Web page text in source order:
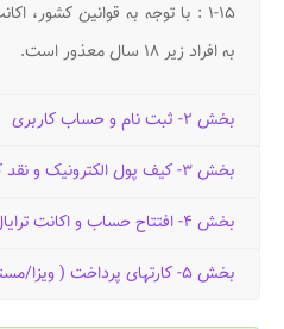
۱-۱۵ : با توجه به قوانین کشور،
به افراد زیر ۱۸ سال معذور است.
بخش ۲- ثبت نام و حساب کاربری
بخش ۳- کیف پول الکترونیک و نقد کردن درامد ارزی
بخش ۴- افتتاح حساب و اکانت ترایال
بخش ۵- کارتهای پرداخت ( ویزا/مستر)